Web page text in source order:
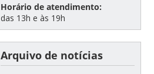
Horário de atendimento:
das 13h e às 19h
Arquivo de notícias